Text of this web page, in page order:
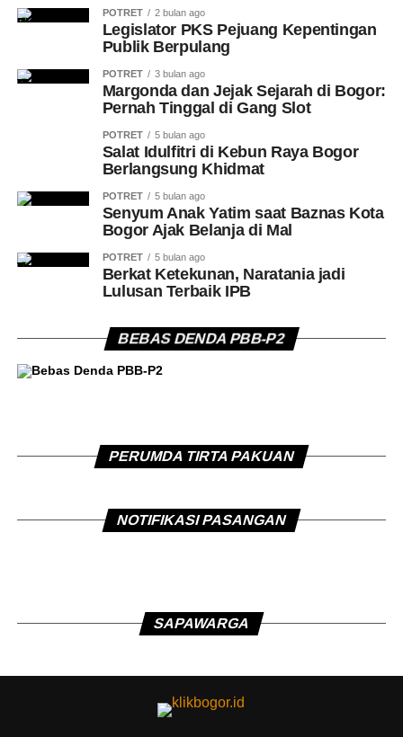
POTRET 2 bulan ago
Legislator PKS Pejuang Kepentingan
Publik Berpulang
POTRET 3 bulan ago
Margonda dan Jejak Sejarah di Bogor:
Pernah Tinggal di Gang Slot
POTRET 5 bulan ago
Salat Idulfitri di Kebun Raya Bogor
Berlangsung Khidmat
POTRET 5 bulan ago
Senyum Anak Yatim saat Baznas Kota
Bogor Ajak Belanja di Mal
POTRET 5 bulan ago
Berkat Ketekunan, Naratania jadi
Lulusan Terbaik IPB
BEBAS DENDA PBB-P2
PERUMDA TIRTA PAKUAN
NOTIFIKASI PASANGAN
SAPAWARGA